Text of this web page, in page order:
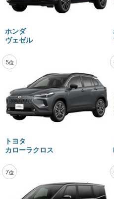
ホンダ
ヴェゼル
5位
トヨタ
カローラクロス
7位